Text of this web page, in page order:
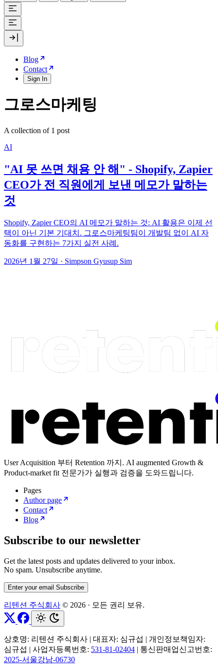
Blog
Contact
Sign In
그로스마케팅
A collection of 1 post
AI
"AI 못 쓰면 채용 안 해" - Shopify, Zapier
CEO가 전 직원에게 보낸 메모가 말하는
것
Shopify, Zapier CEO의 AI 메모가 말하는 것: AI 활용은 이제 선
택이 아닌 기본 기대치. 그로스마케팅팀이 개발팀 없이 AI 자
동화를 구현하는 7가지 실전 사례.
2026년 1월 27일 · Simpson Gyusup Sim
User Acquisition 부터 Retention 까지. AI augmented Growth &
Product-market fit 전문가가 실행과 검증을 도와드립니다.
Pages
Author page
Contact
Blog
Subscribe to our newsletter
Get the latest posts and updates delivered to your inbox.
No spam. Unsubscribe anytime.
Enter your email Subscribe
리텐션 주식회사 © 2026 · 모든 권리 보유.
상호명: 리텐션 주식회사 | 대표자: 심규섭 | 개인정보책임자:
심규섭 | 사업자등록번호: 531-81-02404 | 통신판매업신고번호:
2025-서울강남-06730